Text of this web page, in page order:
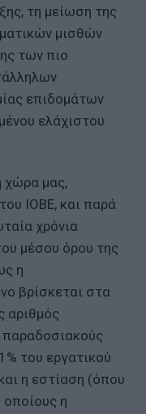
τη μείωση της
μισθών
των πιο
επιδομάτων
ελάχιστου
χώρα μας,
ΙΟΒΕ, και παρά
χρόνια
μέσου όρου της
η
βρίσκεται στα
αριθμός
του εργατικού
η εστίαση (όπου
η